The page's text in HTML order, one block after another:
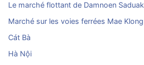
Le marché flottant de Damnoen Saduak
Marché sur les voies ferrées Mae Klong
Cát Bà
Hà Nội